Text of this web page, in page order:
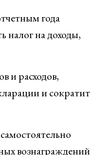
года
налог на доходы,
и расходов,
и сократит
вознаграждений